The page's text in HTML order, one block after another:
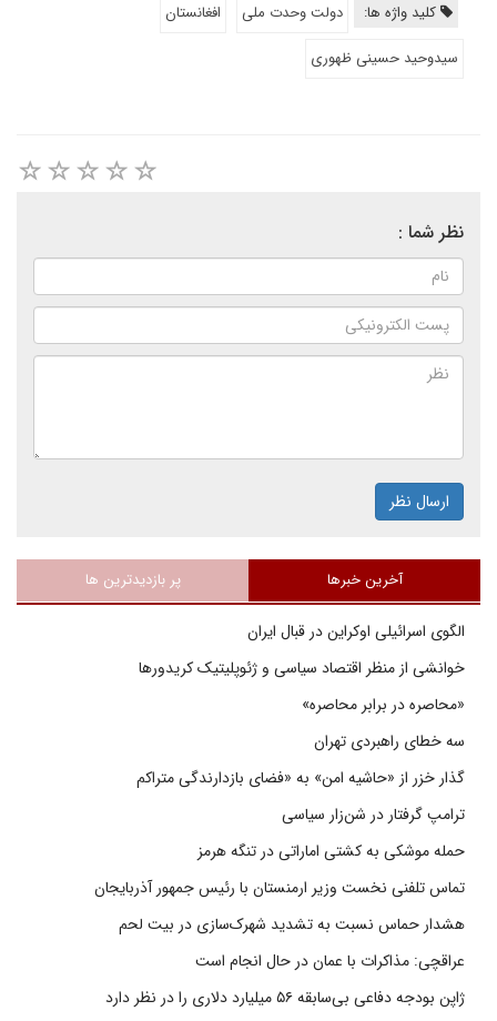
کلید واژه ها: دولت وحدت ملی
افغانستان
سیدوحید حسینی ظهوری
نظر شما :
ارسال نظر
آخرین خبرها پر بازدیدترین ها
الگوی اسرائیلی اوکراین در قبال ایران
خوانشی از منظر اقتصاد سیاسی و ژئوپلیتیک کریدورها
«محاصره در برابر محاصره»
سه خطای راهبردی تهران
گذار خزر از «حاشیه امن» به «فضای بازدارندگی متراکم
ترامپ گرفتار در شن‌زار سیاسی
حمله موشکی به کشتی اماراتی در تنگه هرمز
تماس تلفنی نخست وزیر ارمنستان با رئیس جمهور آذربایجان
هشدار حماس نسبت به تشدید شهرک‌سازی در بیت‌ لحم
عراقچی: مذاکرات با عمان در حال انجام است
ژاپن بودجه دفاعی بی‌سابقه ۵۶ میلیارد دلاری را در نظر دارد